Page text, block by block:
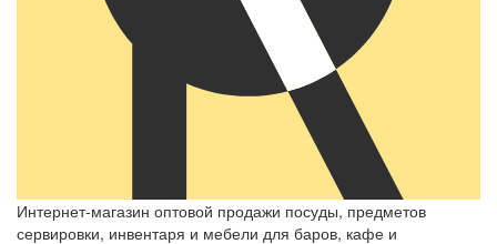
Интернет-магазин оптовой продажи посуды, предметов
сервировки, инвентаря и мебели для баров, кафе и